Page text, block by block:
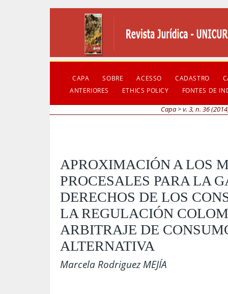
CAPA SOBRE ACESSO CADASTRO
ANTERIORES
ETHICS POLICY FONTES DE
Capa>v. 3, n. 36
APROXIMACIÓN A LOS
PROCESALES PARA LA
DERECHOS DE LOS
LA REGULACIÓN
ARBITRAJE DE
ALTERNATIVA
Marcela Rodriguez MEJÍA